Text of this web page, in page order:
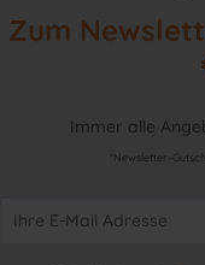
Zum
Immer alle
*Newsletter-